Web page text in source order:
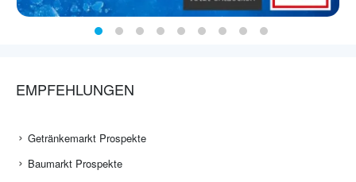
EMPFEHLUNGEN
Getränkemarkt Prospekte
Baumarkt Prospekte